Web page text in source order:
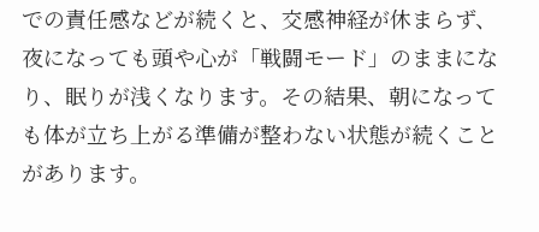
での責任感などが続くと、交感神経が休まらず、
夜になっても頭や心が「戦闘モード」のままにな
り、眠りが浅くなります。その結果、朝になって
も体が立ち上がる準備が整わない状態が続くこと
があります。